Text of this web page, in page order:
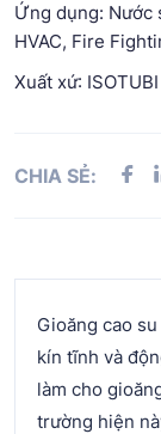
Ứng dụng: Nước
HVAC, Fire
Xuất xứ:
CHIA SẺ:
Gioăng cao
kín tĩnh và
làm cho
trường hiện